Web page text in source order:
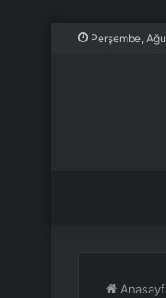
Perşembe,